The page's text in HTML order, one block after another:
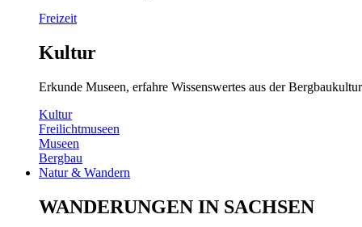
Freizeit
Kultur
Erkunde Museen, erfahre Wissenswertes aus der
Kultur
Freilichtmuseen
Museen
Bergbau
Natur & Wandern
WANDERUNGEN IN SACHSEN